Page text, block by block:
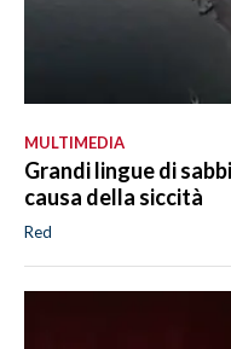
MULTIMEDIA
Grandi lingue di
causa della siccità
Red